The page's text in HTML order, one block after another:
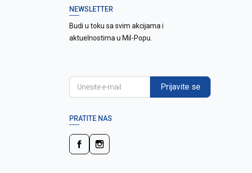
NEWSLETTER
Budi u toku sa svim akcijama i
aktuelnostima u Mil-Popu.
Prijavite se
PRATITE NAS